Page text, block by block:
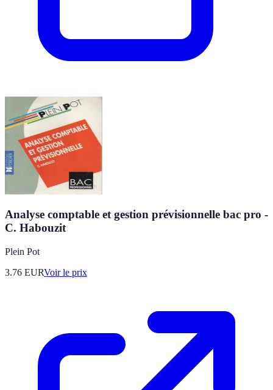
Analyse comptable et gestion prévisionnelle bac pro -
C. Habouzit
Plein Pot
3.76 EURVoir le prix